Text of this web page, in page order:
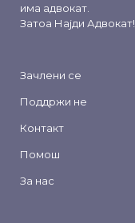
има адвокат.
Затоа Најди Адвокат!
Зачлени се
Поддржи не
Контакт
Помош
За нас